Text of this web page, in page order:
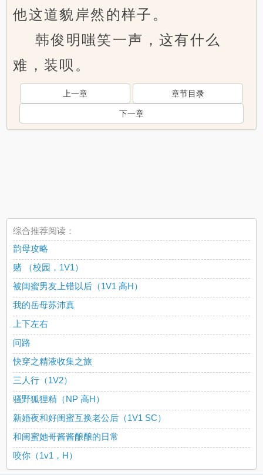
他这道貌岸然的样子。
韩俊明嗤笑一声，这有什么
难，装呗。
上一章 章节目录
下一章
综合推荐阅读：
韵母攻略
赌 （校园，1V1）
被闺蜜男友上错以后（1V1 高H）
我的岳母苏沛真
上下左右
问路
快穿之精液收集之旅
三人行（1V2）
骚野狐狸精（NP 高H）
新婚夜和好闺蜜互换老公后（1V1 SC）
和闺蜜她哥酱酱酿酿的日常
咬你（1v1，H）